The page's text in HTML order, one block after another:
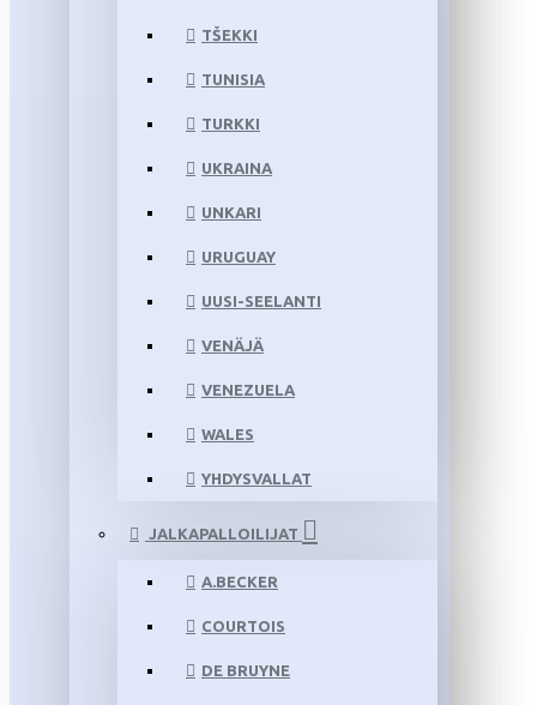
TŠEKKI
TUNISIA
TURKKI
UKRAINA
UNKARI
URUGUAY
UUSI-SEELANTI
VENÄJÄ
VENEZUELA
WALES
YHDYSVALLAT
JALKAPALLOILIJAT
A.BECKER
COURTOIS
DE BRUYNE